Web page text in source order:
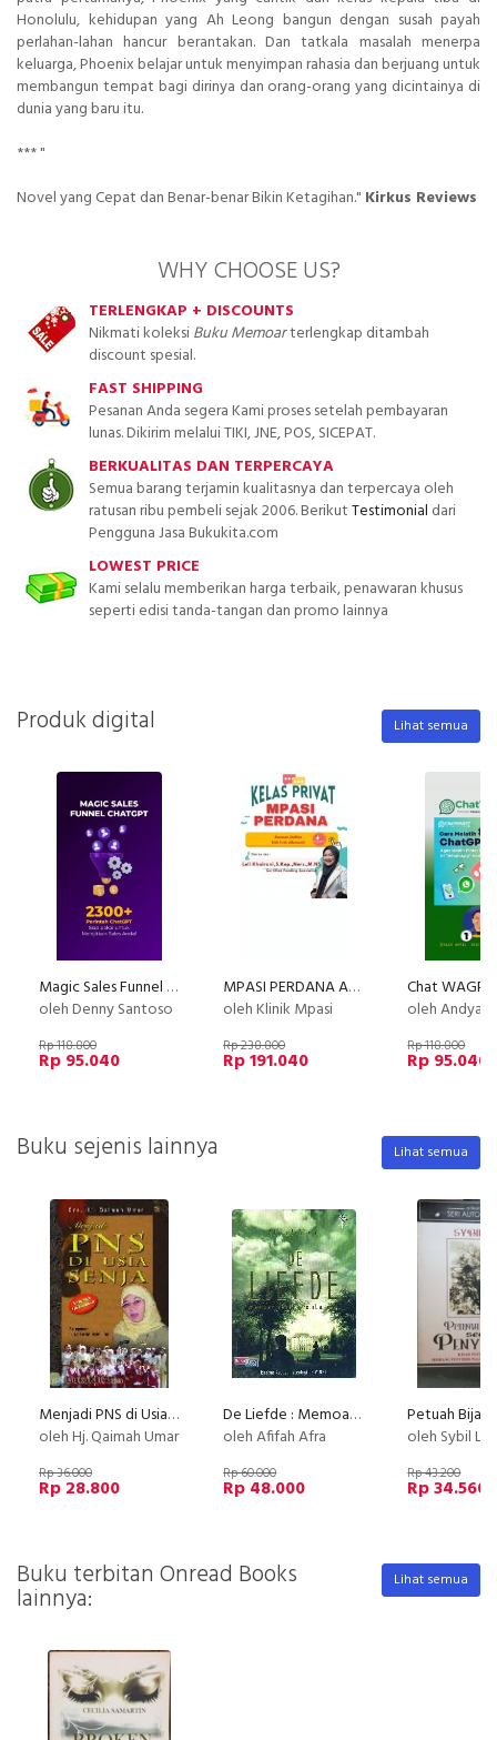
Honolulu, kehidupan yang Ah Leong bangun dengan susah payah
perlahan-lahan hancur berantakan. Dan tatkala masalah menerpa
keluarga, Phoenix belajar untuk menyimpan rahasia dan berjuang untuk
membangun tempat bagi dirinya dan orang-orang yang dicintainya di
dunia yang baru itu.
*** "
Novel yang Cepat dan Benar-benar Bikin Ketagihan." Kirkus Reviews
WHY CHOOSE US?
TERLENGKAP + DISCOUNTS
Nikmati koleksiBuku Memoarterlengkap ditambah
discount spesial.
FAST SHIPPING
Pesanan Anda segera Kami proses setelah pembayaran
lunas. Dikirim melalui TIKI, JNE, POS, SICEPAT.
BERKUALITAS DAN TERPERCAYA
Semua barang terjamin kualitasnya dan terpercaya oleh
ratusan ribu pembeli sejak 2006. BerikutTestimonial dari
Pengguna Jasa Bukukita.com
LOWEST PRICE
Kami selalu memberikan harga terbaik, penawaran khusus
seperti edisi tanda-tangan dan promo lainnya
Produk digital Lihat semua
Magic Sales Funnel ChatGPT
oleh Denny Santoso
Rp 118.800
Rp 95.040
MPASI PERDANA ACADEMY (by Klinik MPASI)
oleh Klinik Mpasi
Rp 238.800
Rp 191.040
Chat WAGPT
oleh Andya
Rp 118.800
Rp 95.040
Buku sejenis lainnya Lihat semua
Menjadi PNS di Usia Senja
oleh Hj. Qaimah Umar
Rp 36.000
Rp 28.800
De Liefde : Memoar Sekar Prembajoen
oleh Afifah Afra
Rp 60.000
Rp 48.000
oleh Sybil
Rp 43.200
Rp 34.560
Buku terbitan Onread Books
lainnya:
Lihat semua